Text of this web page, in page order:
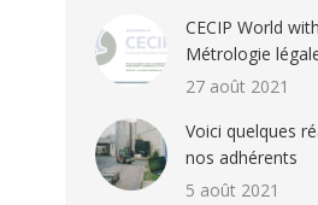
CECIP World
Métrologie
27 août 2021
Voici quelques
nos adhérents
5 août 2021